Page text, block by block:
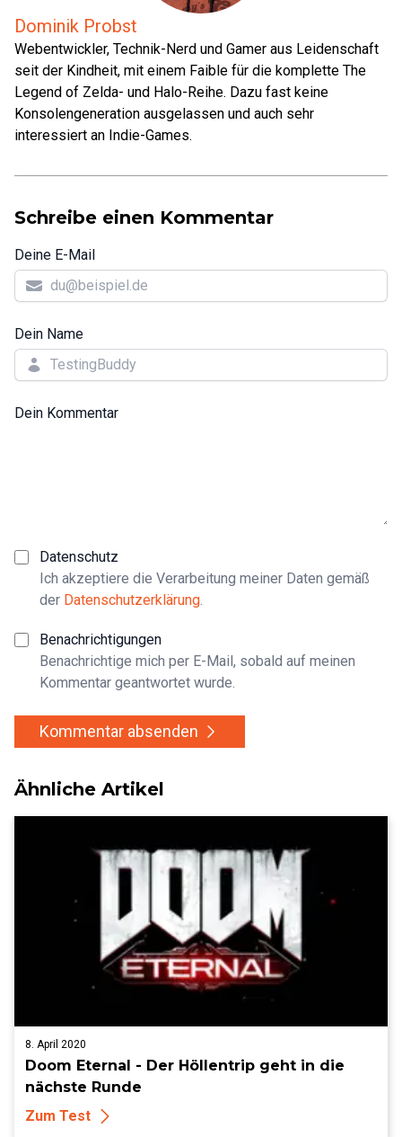
Dominik Probst
Webentwickler, Technik-Nerd und Gamer aus Leidenschaft
seit der Kindheit, mit einem Faible für die komplette The
Legend of Zelda- und Halo-Reihe. Dazu fast keine
Konsolengeneration ausgelassen und auch sehr
interessiert an Indie-Games.
Schreibe einen Kommentar
Deine E-Mail
Dein Name
Dein Kommentar
Datenschutz
Ich akzeptiere die Verarbeitung meiner Daten gemäß
der Datenschutzerklärung.
Benachrichtigungen
Benachrichtige mich per E-Mail, sobald auf meinen
Kommentar geantwortet wurde.
Kommentar absenden
Ähnliche Artikel
8. April 2020
Doom Eternal - Der Höllentrip geht in die
nächste Runde
Zum Test